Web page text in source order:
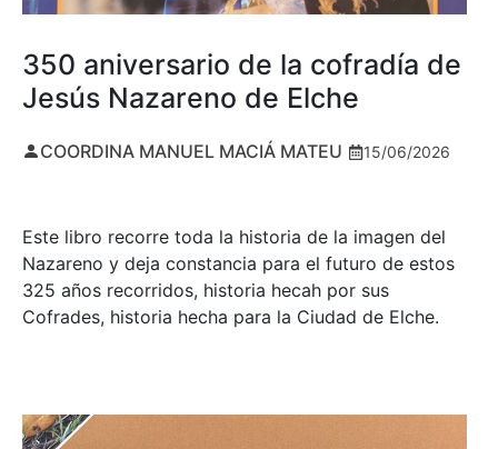
350 aniversario de la cofradía de
Jesús Nazareno de Elche
COORDINA MANUEL MACIÁ MATEU 15/06/2026
Este libro recorre toda la historia de la imagen del
Nazareno y deja constancia para el futuro de estos
325 años recorridos, historia hecah por sus
Cofrades, historia hecha para la Ciudad de Elche.